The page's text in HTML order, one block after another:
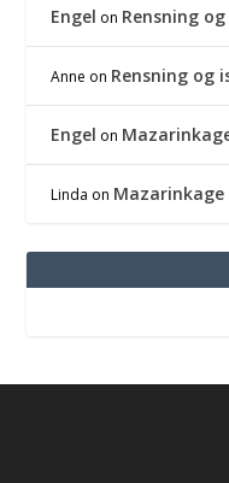
Engel on Rensning
Anne on Rensning og
Engel on
Linda on